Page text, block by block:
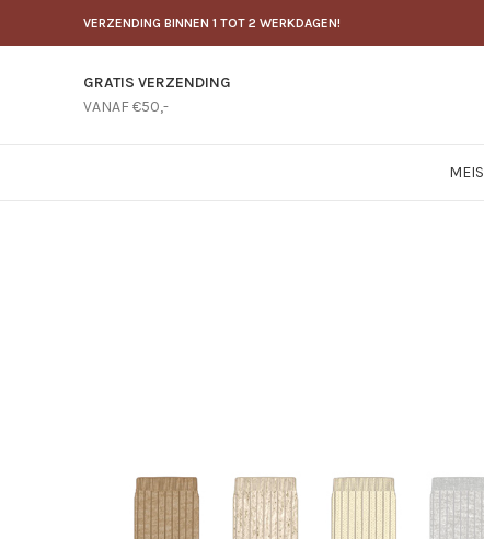
VERZENDING BINNEN 1 TOT 2 WERKDAGEN!
GRATIS VERZENDING
VANAF €50,-